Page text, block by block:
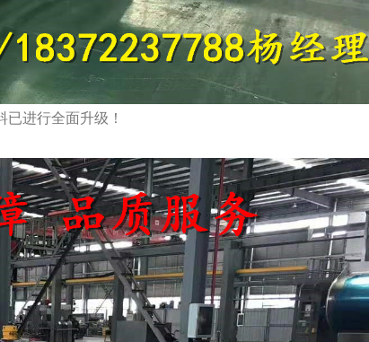
进行全面升级！